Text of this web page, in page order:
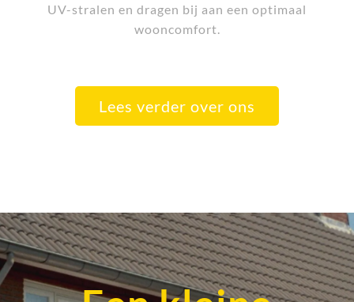
UV-stralen en dragen bij aan een optimaal
wooncomfort.
Lees verder over ons